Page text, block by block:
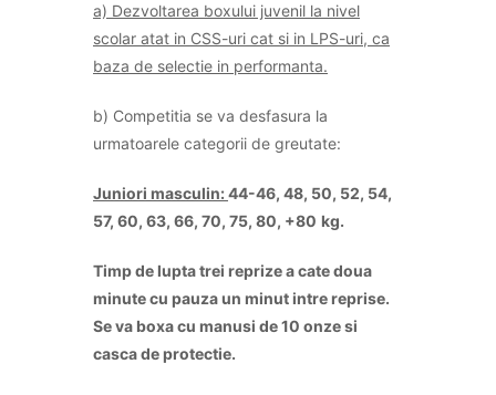
a) Dezvoltarea boxului juvenil la nivel
scolar atat in CSS-uri cat si in LPS-uri, ca
baza de selectie in performanta.
b) Competitia se va desfasura la
urmatoarele categorii de greutate:
Juniori masculin:44-46, 48, 50, 52, 54,
57, 60, 63, 66, 70, 75, 80, +80 kg.
Timp de lupta trei reprize a cate doua
minute cu pauza un minut intre reprise.
Se va boxa cu manusi de 10 onze si
casca de protectie.